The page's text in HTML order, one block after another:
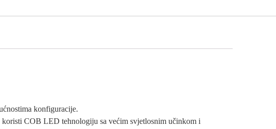
konfiguracije.
koristi COB LED tehnologiju sa većim svjetlosnim učinkom i